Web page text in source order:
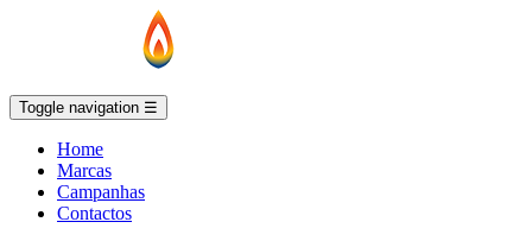
Toggle navigation ☰
Home
Marcas
Campanhas
Contactos